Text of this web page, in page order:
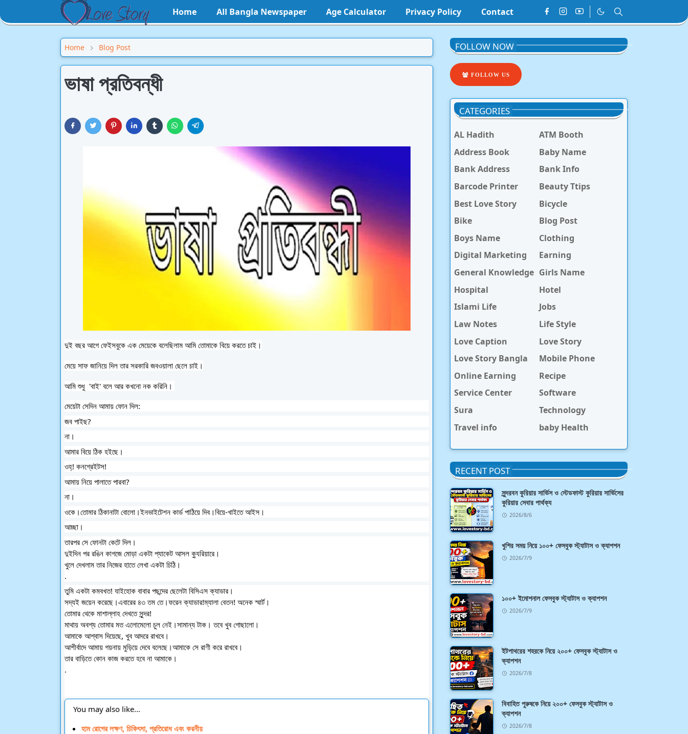
Home All Bangla Newspaper Age Calculator Privacy Policy Contact
Home Blog Post
ভাষা প্রতিবন্ধী
দুই বছর আগে ফেইসবুকে এক মেয়েকে বলেছিলাম আমি তোমাকে বিয়ে করতে চাই।
মেয়ে সাফ জানিয়ে দিল তার সরকারি জবওয়ালা ছেলে চাই।
আমি শুধু  'বাই' বলে আর কখনো নক করিনি।
মেয়েটা সেদিন আমায় ফোন দিল:
জব পাইছ?
না।
আমার বিয়ে ঠিক হইছে।
ওহ্! কনগ্রেইটস!
আমায় নিয়ে পালাতে পারবা?
না।
ওকে।তোমার ঠিকানাটা বোলো।ইনভাইটেশন কার্ড পাঠিয়ে দিব।বিয়ে-খাইতে আইস।
আচ্ছা।
তারপর সে ফোনটা কেটে দিল।
দুইদিন পর রঙিন কাগজে মোড়া একটা প্যাকেট আসল ক্যুরিয়ারে।
খুলে দেখলাম তার নিজের হাতে লেখা একটা চিঠি।
.
তুমি একটা কমবখত! যাইহোক বাবার পছন্দের ছেলেটা বিসিএস ক্যাডার।
সদ্যই জয়েন করেছে।এবারের ৪৩ তম তে।ফরেন ক্যাডার!ম্যালা বেতন! অনেক স্মার্ট।
তোমার থেকে মাশাল্লাহ দেখতে সুন্দর!
মাথায় অবশ্য তোমার মত এলোমেলো চুল নেই।সামান্য টাক। তবে খুব গোছালো।
আমাকে আশ্বাস দিয়েছে, খুব আদরে রাখবে।
আশীর্বাদে আমায় গয়নায় মুড়িয়ে দেবে বলেছে।আমাকে সে রাণী করে রাখবে।
তার বাড়িতে কোন কাজ করতে হবে না আমাকে।
.
You may also like...
হাম রোগের লক্ষণ, চিকিৎসা, প্রতিরোধ এবং করনীয়
FOLLOW NOW
FOLLOW US
CATEGORIES
AL Hadith
ATM Booth
Address Book
Baby Name
Bank Address
Bank Info
Barcode Printer
Beauty Ttips
Best Love Story
Bicycle
Bike
Blog Post
Boys Name
Clothing
Digital Marketing
Earning
General Knowledge Girls Name
Hospital
Hotel
Islami Life
Jobs
Law Notes
Life Style
Love Caption
Love Story
Love Story Bangla
Mobile Phone
Online Earning
Recipe
Service Center
Software
Sura
Technology
Travel info
baby Health
RECENT POST
সুন্দরবন কুরিয়ার সার্ভিস ও স্টেডফাস্ট কুরিয়ার সার্ভিসের
কুরিয়ার সেবার পার্থক্য
2026/8/6
খুশির সময় নিয়ে ১০০+ ফেসবুক স্ট্যাটাস ও ক্যাপশন
2026/7/9
১০০+ ইমোশনাল ফেসবুক স্ট্যাটাস ও ক্যাপশন
2026/7/9
ইটপাথরের শহরকে নিয়ে ২০০+ ফেসবুক স্ট্যাটাস ও
ক্যাপশন
2026/7/8
বিবাহিত পুরুষকে নিয়ে ২০০+ ফেসবুক স্ট্যাটাস ও
ক্যাপশন
2026/7/8